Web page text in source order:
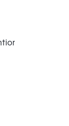
Centre